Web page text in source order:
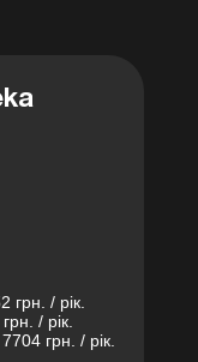
грн. / рік.
/ рік.
грн. / рік.